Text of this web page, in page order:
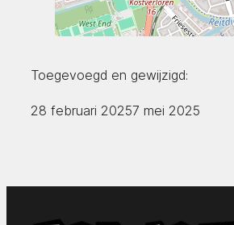
Toegevoegd en gewijzigd:
28 februari 20257 mei 2025